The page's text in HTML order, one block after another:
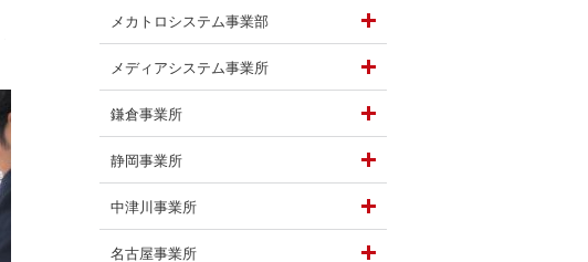
メカトロシステム事業部
メディアシステム事業所
鎌倉事業所
静岡事業所
中津川事業所
名古屋事業所